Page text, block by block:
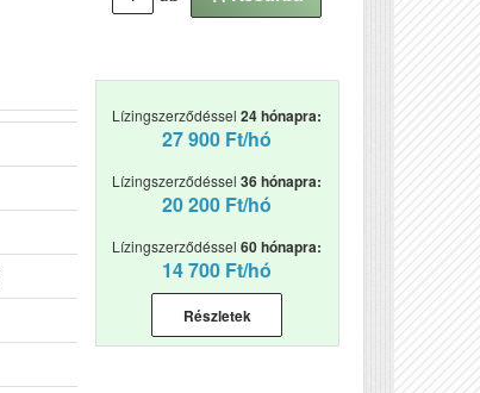
Lízingszerződéssel24 hónapra:
27 900 Ft/hó
Lízingszerződéssel36 hónapra:
20 200 Ft/hó
Lízingszerződéssel60 hónapra:
14 700 Ft/hó
Részletek